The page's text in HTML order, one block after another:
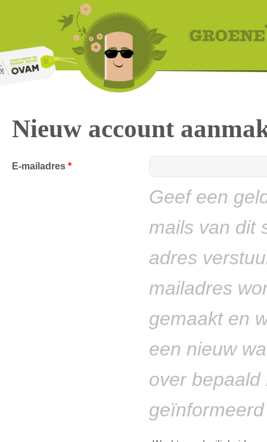
Nieuw account
E-mailadres *
Geef een
mails van dit
adres
mailadres
gemaakt en
een nieuw
over